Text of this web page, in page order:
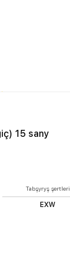
15 sany
Tabşyryş şertleri
EXW